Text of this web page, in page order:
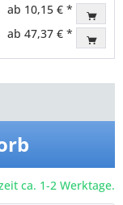
ab 10,15 € *
ab 47,37 € *
ca. 1-2 Werktage.